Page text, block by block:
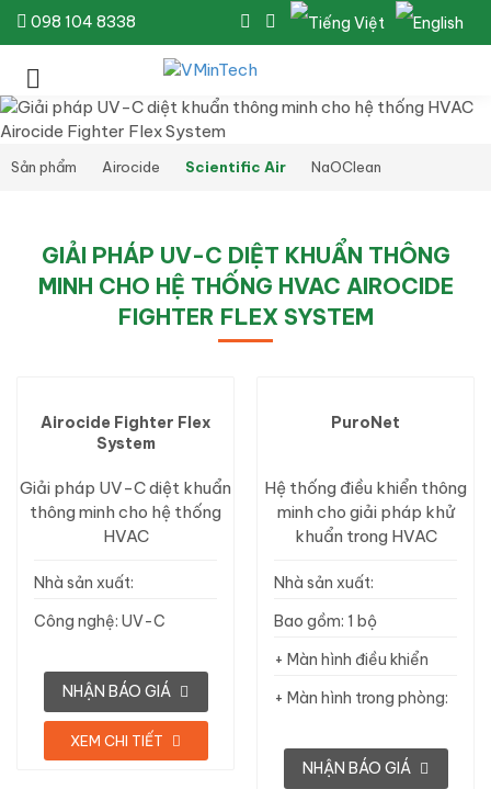
098 104 8338
Sản phẩm Airocide Scientific Air NaOClean
GIẢI PHÁP UV-C DIỆT KHUẨN THÔNG
MINH CHO HỆ THỐNG HVAC AIROCIDE
FIGHTER FLEX SYSTEM
Airocide Fighter Flex
System
Giải pháp UV-C diệt khuẩn
thông minh cho hệ thống
HVAC
Nhà sản xuất:
Công nghệ: UV-C
NHẬN BÁO GIÁ
XEM CHI TIẾT
PuroNet
Hệ thống điều khiển thông
minh cho giải pháp khử
khuẩn trong HVAC
Nhà sản xuất:
Bao gồm: 1 bộ
+ Màn hình điều khiển
+ Màn hình trong phòng:
NHẬN BÁO GIÁ